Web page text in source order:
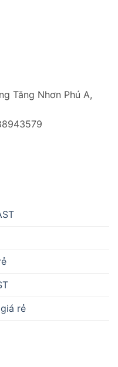
Tăng Nhơn Phú A,
rẻ